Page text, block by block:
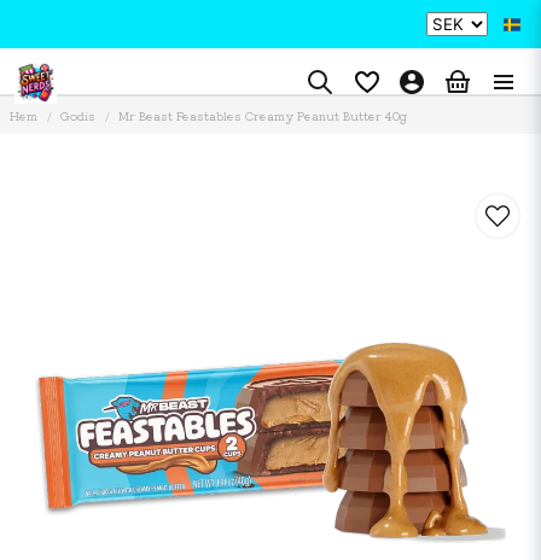
Hem Godis Mr Beast Feastables Creamy Peanut Butter 40g